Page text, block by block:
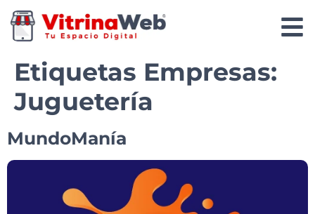
Etiquetas Empresas:
Juguetería
MundoManía